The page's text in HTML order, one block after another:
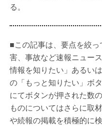
る。
■この記事は、要点を絞
害、事故など速報ニュー
情報を知りたい」あるい
の「もっと知りたい」ボ
にてボタンが押された数
ものについてはさらに取
や続報の掲載を積極的に検